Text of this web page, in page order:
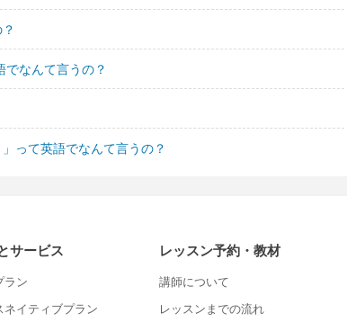
なんて言うの？
って英語でなんて言うの？
サービス
ラン
ネイティブプラン
レッスン予約・教材
講師について
レッスンまでの流れ